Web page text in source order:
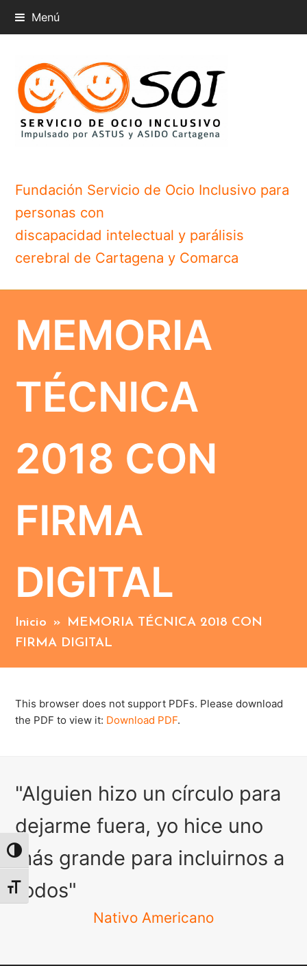
Alternar alto contraste
Alternar tamaño de letra
Menú
Fundación Servicio de Ocio Inclusivo para
personas con
discapacidad intelectual y parálisis
cerebral de Cartagena y Comarca
MEMORIA
TÉCNICA
2018 CON
FIRMA
DIGITAL
Inicio »
MEMORIA TÉCNICA 2018 CON
FIRMA DIGITAL
This browser does not support PDFs. Please download
the PDF to view it: Download PDF.
"Alguien hizo un círculo para
dejarme fuera, yo hice uno
más grande para incluirnos a
todos"
Nativo Americano